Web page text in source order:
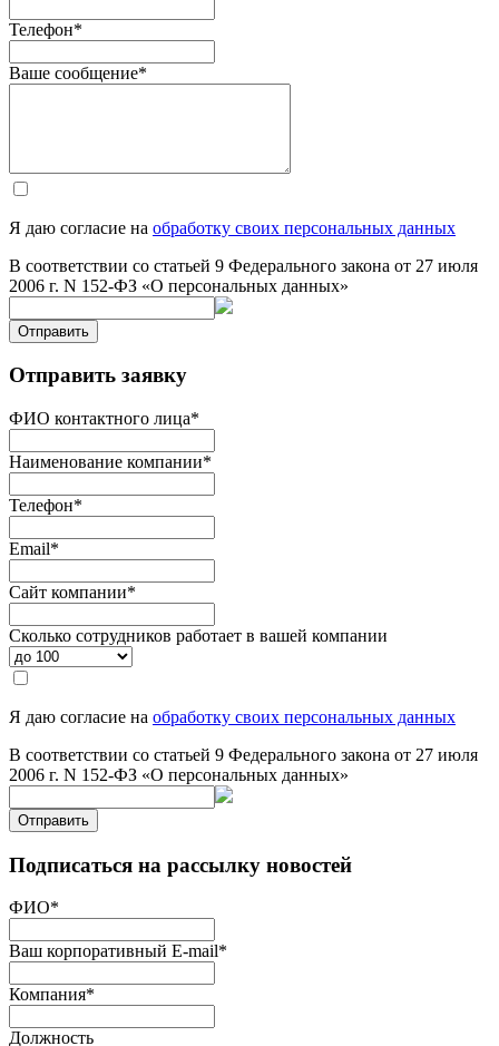
Телефон*
Ваше сообщение*
Я даю согласие на обработку своих персональных данных
В соответствии со статьей 9 Федерального закона от 27 июля
2006 г. N 152-ФЗ «О персональных данных»
Отправить
Отправить заявку
ФИО контактного лица*
Наименование компании*
Телефон*
Email*
Сайт компании*
Сколько сотрудников работает в вашей компании
Я даю согласие на обработку своих персональных данных
В соответствии со статьей 9 Федерального закона от 27 июля
2006 г. N 152-ФЗ «О персональных данных»
Отправить
Подписаться на рассылку новостей
ФИО*
Ваш корпоративный E-mail*
Компания*
Должность